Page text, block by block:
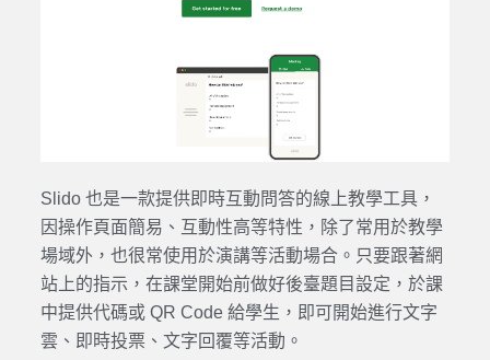
Slido 也是一款提供即時互動問答的線上教學工具，
因操作頁面簡易、互動性高等特性，除了常用於教學
場域外，也很常使用於演講等活動場合。只要跟著網
站上的指示，在課堂開始前做好後臺題目設定，於課
中提供代碼或 QR Code 給學生，即可開始進行文字
雲、即時投票、文字回覆等活動。